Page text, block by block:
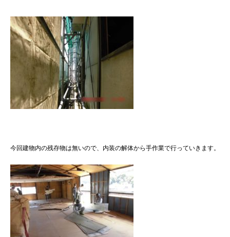
今回建物内の残存物は無いので、内装の解体から手作業で行っていきます。